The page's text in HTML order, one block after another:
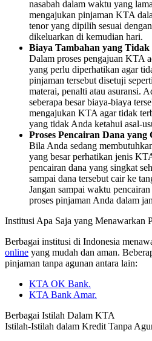
nasabah dalam waktu yang
mengajukan pinjaman KTA
tenor yang dipilih sesuai
dikeluarkan di kemudian hari.
Biaya Tambahan yang
Dalam proses pengajuan KTA
yang perlu diperhatikan agar
pinjaman tersebut disetuji
materai, penalti atau asuransi.
seberapa besar biaya-biaya
mengajukan KTA agar tidak
yang tidak Anda ketahui asal-
Proses Pencairan Dana yang
Bila Anda sedang
yang besar perhatikan jenis
pencairan dana yang singkat
sampai dana tersebut cair ke
Jangan sampai waktu
proses pinjaman Anda dalam
Institusi Apa Saja yang Menawarkan
Berbagai institusi di Indonesia
online yang mudah dan aman.
pinjaman tanpa agunan antara lain:
KTA OK Bank.
KTA Bank Amar.
Berbagai Istilah Dalam KTA
Istilah-Istilah dalam Kredit Tanpa